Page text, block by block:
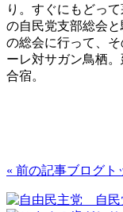
り。すぐにもどっ
の自民党支部総会
の総会に行って、
ーレ対サガン鳥栖
合宿。
« 前の記事ブログト